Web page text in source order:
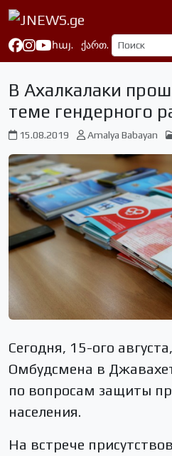
հայ. ქართ.
В Ахалкалаки
теме гендерного
15.08.2019 Amalya Babayan
Сегодня, 15-ого
Омбудсмена в
по вопросам защиты
населения.
На встрече